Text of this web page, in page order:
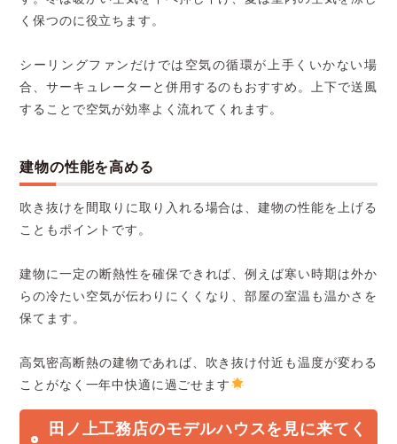
く保つのに役立ちます。
シーリングファンだけでは空気の循環が上手くいかない場
合、サーキュレーターと併用するのもおすすめ。上下で送風
することで空気が効率よく流れてくれます。
建物の性能を高める
吹き抜けを間取りに取り入れる場合は、建物の性能を上げる
こともポイントです。
建物に一定の断熱性を確保できれば、例えば寒い時期は外か
らの冷たい空気が伝わりにくくなり、部屋の室温も温かさを
保てます。
高気密高断熱の建物であれば、吹き抜け付近も温度が変わる
ことがなく一年中快適に過ごせます
田ノ上工務店のモデルハウスを見に来てく